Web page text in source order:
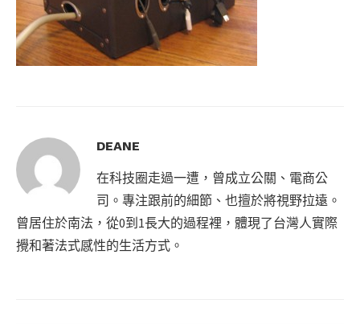
DEANE
在科技圈走過一遭，曾成立公關、電商公
司。專注跟前的細節、也擅於將視野拉遠。
曾居住於南法，從0到1長大的過程裡，體現了台灣人實際
攪和著法式感性的生活方式。